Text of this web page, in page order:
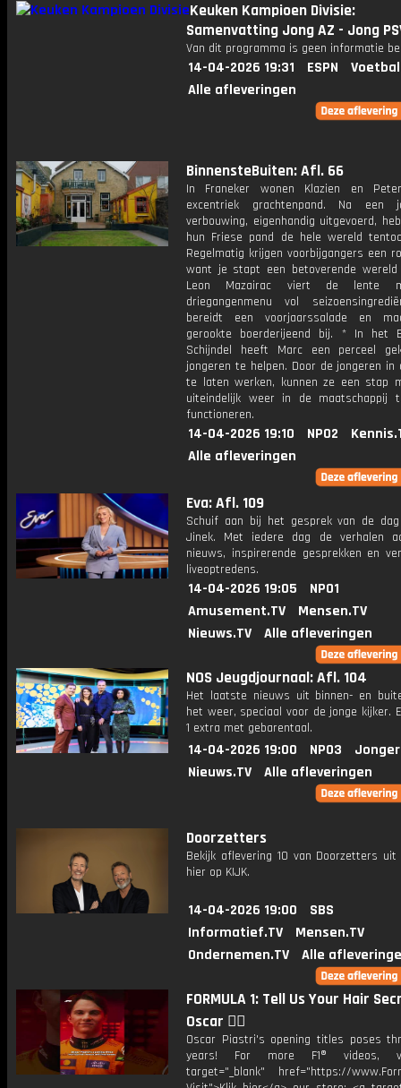
Keuken Kampioen Divisie:
Samenvatting Jong AZ - Jong
Van dit programma is geen informatie
14-04-2026 19:31 ESPN
Alle afleveringen
BinnensteBuiten: Afl. 66
In Franeker wonen Klazien en
excentriek grachtenpand. Na een
verbouwing, eigenhandig uitgevoerd,
hun Friese pand de hele wereld
Regelmatig krijgen voorbijgangers een
want je stapt een betoverende wereld
Leon Mazairac viert de lente
driegangenmenu vol
bereidt een voorjaarssalade en
gerookte boerderijeend bij. * In het
Schijndel heeft Marc een perceel
jongeren te helpen. Door de jongeren in
te laten werken, kunnen ze een stap
uiteindelijk weer in de maatschappij
functioneren.
14-04-2026 19:10 NPO2
Alle afleveringen
Eva: Afl. 109
Schuif aan bij het gesprek van de
Jinek. Met iedere dag de verhalen
nieuws, inspirerende gesprekken en
liveoptredens.
14-04-2026 19:05
NPO1
Amusement.TV
Mensen.TV
Nieuws.TV
Alle afleveringen
NOS Jeugdjournaal: Afl. 104
Het laatste nieuws uit binnen- en
het weer, speciaal voor de jonge kijker.
1 extra met gebarentaal.
14-04-2026 19:00 NPO3
Nieuws.TV
Alle afleveringen
Doorzetters
Bekijk aflevering 10 van Doorzetters uit
hier op KIJK.
14-04-2026 19:00
SBS
Informatief.TV
Mensen.TV
Ondernemen.TV
Alle
FORMULA 1: Tell Us Your Hair
Oscar 💇‍♂️
Oscar Piastri's opening titles poses
years! For more F1® videos,
target="_blank" href="https://